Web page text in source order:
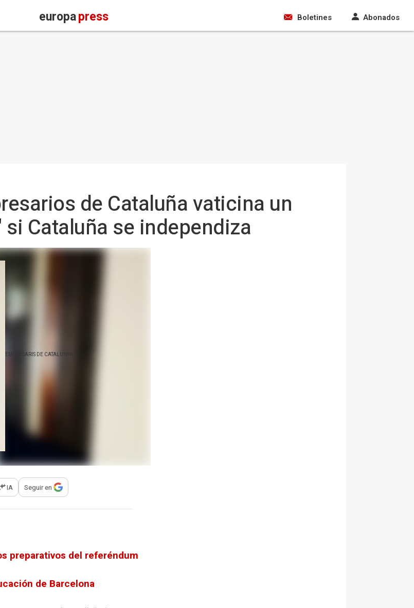
europapress Boletines Abonados
de Cataluña vaticina un
Cataluña se independiza
EMPRESARIS DE CATALUNYA
para compartir
IA Seguir en
preparativos del referéndum
de Barcelona